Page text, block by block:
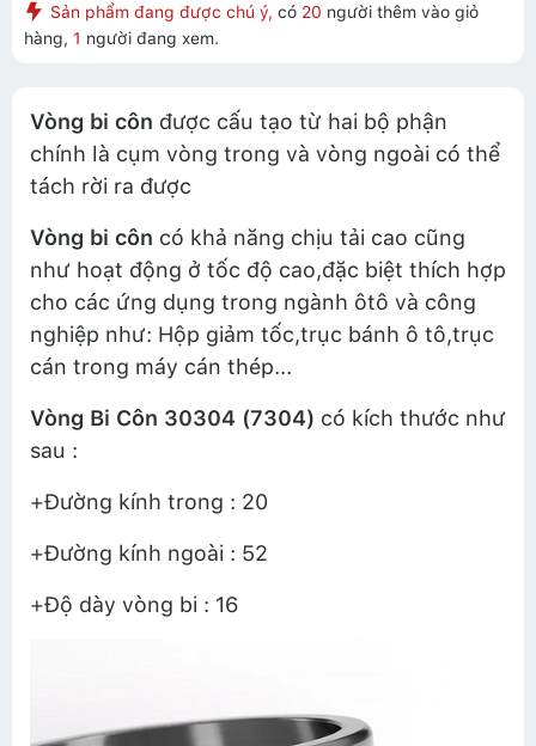
Sản phẩm đang được chú ý, có 20 người thêm vào giỏ
hàng, 1 người đang xem.
Vòng bi côn được cấu tạo từ hai bộ phận
chính là cụm vòng trong và vòng ngoài có thể
tách rời ra được
Vòng bi côn có khả năng chịu tải cao cũng
như hoạt động ở tốc độ cao,đặc biệt thích hợp
cho các ứng dụng trong ngành ôtô và công
nghiệp như: Hộp giảm tốc,trục bánh ô tô,trục
cán trong máy cán thép...
Vòng Bi Côn 30304 (7304) có kích thước như
sau :
+Đường kính trong : 20
+Đường kính ngoài : 52
+Độ dày vòng bi : 16